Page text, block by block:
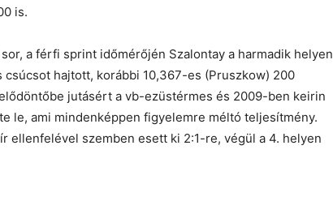
is.
a férfi sprint időmérőjén Szalontay a harmadik helyen
csúcsot hajtott, korábbi 10,367-es (Pruszkow) 200
jutásért a vb-ezüstérmes és 2009-ben keirin
le, ami mindenképpen figyelemre méltó teljesítmény.
ellenfelével szemben esett ki 2:1-re, végül a 4. helyen